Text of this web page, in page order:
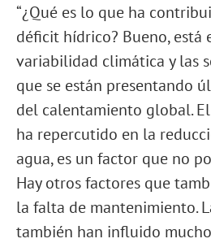
“¿Qué es lo que ha
déficit hídrico? Bueno, está
variabilidad climática y las
que se están presentando
del calentamiento global.
ha repercutido en la
agua, es un factor que no
Hay otros factores que
la falta de mantenimiento.
también han influido